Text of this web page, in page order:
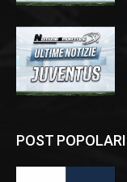
POST POPOLARI